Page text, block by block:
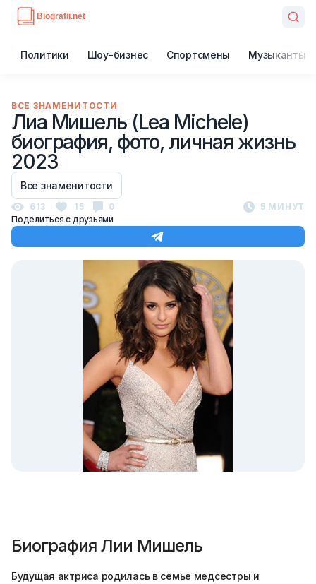
Политики Шоу-бизнес Спортсмены Музыканты
ВСЕ ЗНАМЕНИТОСТИ
Лиа Мишель (Lea Michele)
биография, фото, личная жизнь
2023
Все знаменитости
613 15 0
5 МИНУТ
Поделиться с друзьями
Биография Лии Мишель
Будущая актриса родилась в семье медсестры и